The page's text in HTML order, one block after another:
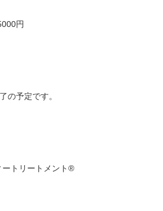
円
予定です。
トリートメント®